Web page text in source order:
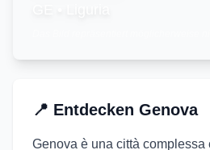
📍 Entdecken Genova
Genova è una città complessa